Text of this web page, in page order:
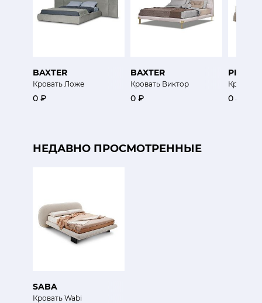
BAXTER
Кровать Ложе
0 ₽
BAXTER
Кровать Виктор
0 ₽
PIANCA
Кровать
0 ₽
НЕДАВНО ПРОСМОТРЕННЫЕ
SABA
Кровать Wabi